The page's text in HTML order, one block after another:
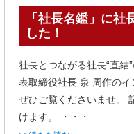
「社長名鑑」に社
した！
社長とつながる社長“直結
表取締役社長 泉 周作のイ
ぜひご覧くださいませ。
けます。 ・・・